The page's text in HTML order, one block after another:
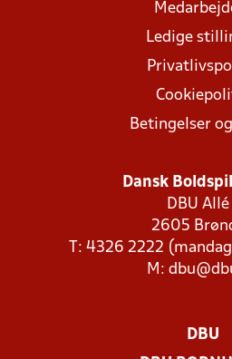
Ledige
Betingelser
Dansk
DBU Allé
2605
T: 4326 2222
M:
DBU